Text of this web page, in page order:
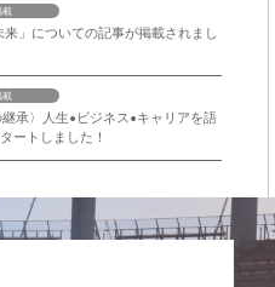
」についての記事が掲載されまし
載
承〉人生•ビジネス•キャリアを語
ートしました！
載